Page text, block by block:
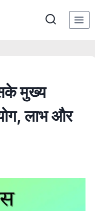
मुख्य
लाभ और